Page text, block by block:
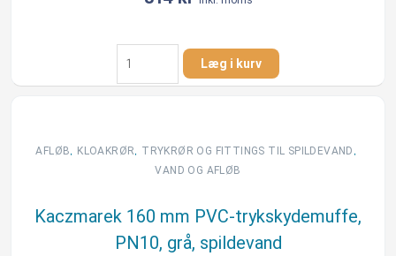
Kaczmarek
160
mm
PVC-
trykbøjning,
grå,
spildevand
antal
Læg i kurv
AFLØB, KLOAKRØR, TRYKRØR OG FITTINGS TIL SPILDEVAND ,
VAND OG AFLØB
Kaczmarek 160 mm PVC-trykskydemuffe,
PN10, grå, spildevand